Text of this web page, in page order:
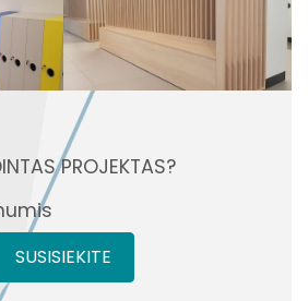
PROJEKTAS?
SUSISIEKITE